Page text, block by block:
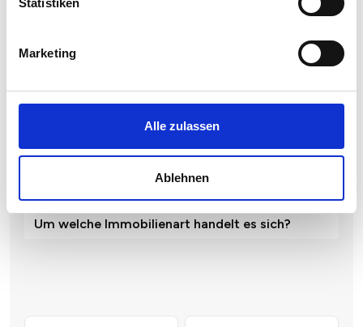
Statistiken
Marketing
Alle zulassen
Ablehnen